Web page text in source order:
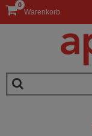
Warenkorb
0